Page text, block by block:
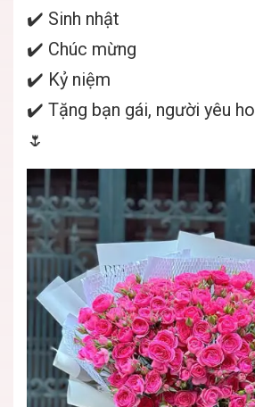
✔️ Sinh nhật
✔️ Chúc mừng
✔️ Kỷ niệm
✔️ Tặng bạn gái, người yêu
🌷